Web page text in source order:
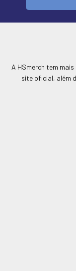
A HSmerch tem
site oficial, além